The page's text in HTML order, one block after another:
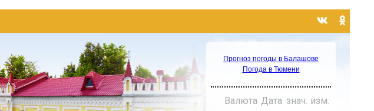
Прогноз погоды в Балашове
Погода в Тюмени
Валюта Дата знач. изм.